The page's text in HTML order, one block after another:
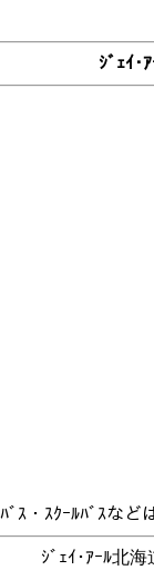
ｼﾞｪｲ･
ﾞｽ・ｽｸｰﾙﾊﾞｽな
ｼﾞｪｲ･ｱｰﾙ北